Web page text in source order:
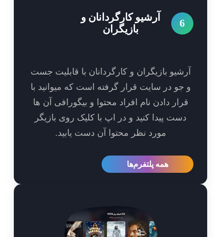
آرشیو کارگردانان و
بازیگران
بازیگران و کارگردانان با قابلیت جست
در سایت قرار گرفته است که میوانید با
دادن نام افراد محتوا و بیگورافی آن ها
پیدا کنید و در اپ با کلیک روی بازیگر
مورد نظر محتوا آن دست یابید.
همه پلتفرم‌ها